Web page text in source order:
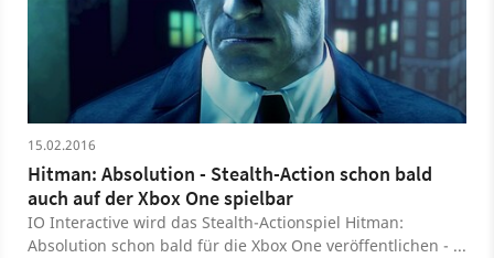
15.02.2016
Hitman: Absolution - Stealth-Action schon bald
auch auf der Xbox One spielbar
IO Interactive wird das Stealth-Actionspiel Hitman:
Absolution schon bald für die Xbox One veröffentlichen -